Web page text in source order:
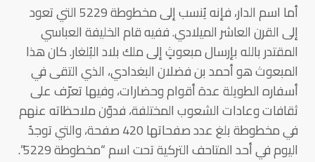
أما اسم الدار، فإنه يُنسب إلى مخطوطة 5229 التي تعود
إلى القرن العاشر الميلادي. ففيه قام الخليفة العباسي
المقتدر بالله بإرسال مبعوثٍ إلى ملك بلاد البُلغار. كان هذا
المبعوث هو أحمد بن فضلان البغدادي، الذي التقى في
أسفاره الطويلة عدة أقوام وحضارات، وفيها تعرّف على
ثقافات وعادات الشعوب المختلفة، فدوّن ملاحظاته عنهم
في مخطوطة بلغ عدد صفحاتها 420 صفحة، والتي توجدُ
اليوم في أحد المتاحف التركية تحت اسم “مخطوطة 5229”.